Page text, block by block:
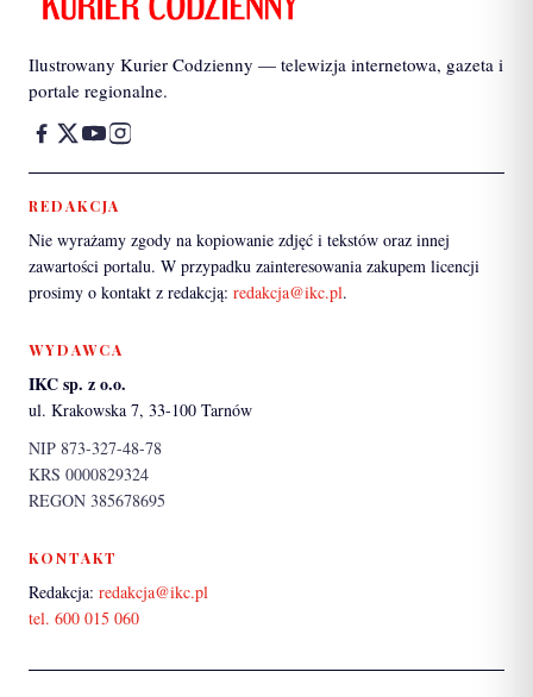
Ilustrowany Kurier Codzienny — telewizja internetowa, gazeta i
portale regionalne.
REDAKCJA
Nie wyrażamy zgody na kopiowanie zdjęć i tekstów oraz innej
zawartości portalu. W przypadku zainteresowania zakupem licencji
prosimy o kontakt z redakcją: redakcja@ikc.pl.
WYDAWCA
IKC sp. z o.o.
ul. Krakowska 7, 33-100 Tarnów
NIP 873-327-48-78
KRS 0000829324
REGON 385678695
KONTAKT
Redakcja: redakcja@ikc.pl
tel. 600 015 060